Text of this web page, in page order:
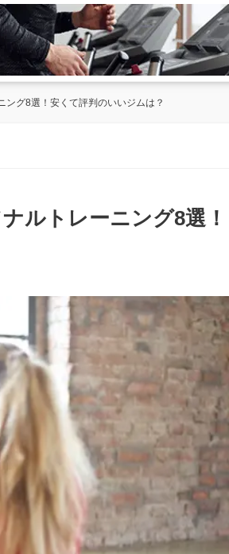
ング8選！安くて評判のいいジムは？
ルトレーニング8選！